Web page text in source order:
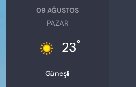
09 AĞUSTOS
PAZAR
23°
Güneşli